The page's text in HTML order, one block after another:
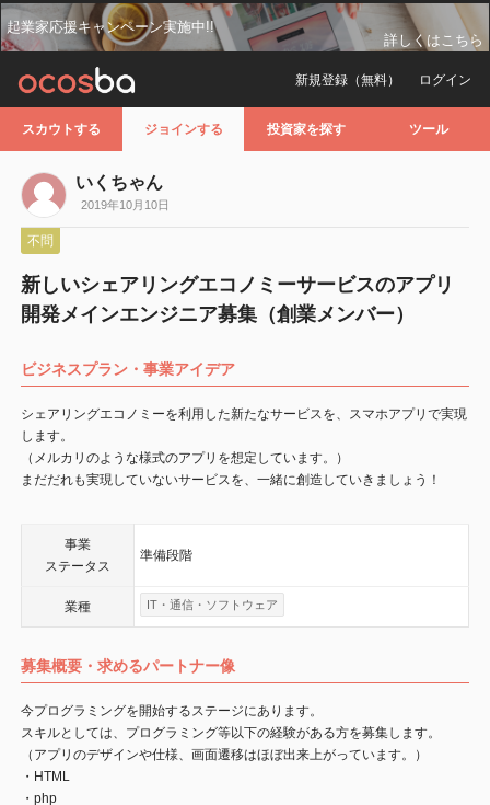
起業家応援キャンペーン実施中!!
詳しくはこちら
ログイン
新規登録（無料）
スカウトする ジョインする 投資家を探す ツール
いくちゃん
2019年10月10日
不問
新しいシェアリングエコノミーサービスのアプリ
開発メインエンジニア募集（創業メンバー）
ビジネスプラン・事業アイデア
シェアリングエコノミーを利用した新たなサービスを、スマホアプリで実現
します。
（メルカリのような様式のアプリを想定しています。）
まだだれも実現していないサービスを、一緒に創造していきましょう！
事業
ステータス
準備段階
業種 IT・通信・ソフトウェア
募集概要・求めるパートナー像
今プログラミングを開始するステージにあります。
スキルとしては、プログラミング等以下の経験がある方を募集します。
（アプリのデザインや仕様、画面遷移はほぼ出来上がっています。）
・HTML
・php